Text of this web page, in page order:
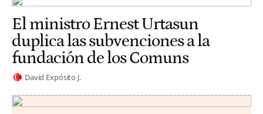
El ministro Ernest Urtasun
duplica las subvenciones a la
fundación de los Comuns
David Expósito J.